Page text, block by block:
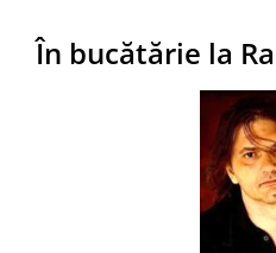
În bucătărie la